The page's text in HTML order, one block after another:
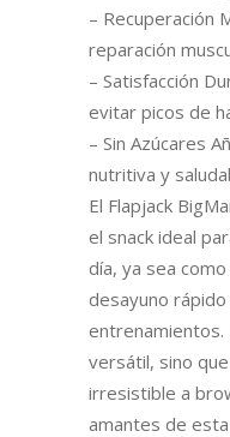
– Recuperación
reparación
– Satisfacción
evitar picos de
– Sin Azúcares
nutritiva y
El Flapjack
el snack ideal
día, ya sea
desayuno
entrenamientos.
versátil, sino
irresistible a
amantes de esta